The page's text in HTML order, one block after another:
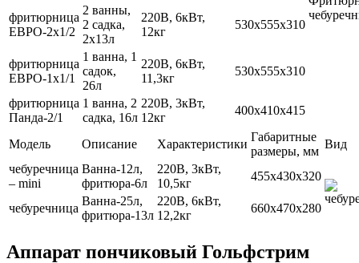
фритюрница
ЕВРО-2х1/2
2 ванны,
2 садка,
2х13л
220В, 6кВт,
12кг
530х555х310
фритюрница
ЕВРО-1х1/1
1 ванна, 1
садок,
26л
220В, 6кВт,
11,3кг
530х555х310
фритюрница
Панда-2/1
1 ванна, 2
садка, 16л
220В, 3кВт,
12кг
400х410х415
Модель Описание Характеристики
Габаритные
размеры, мм
Вид
чебуречница
– mini
Ванна-12л,
фритюра-6л
220В, 3кВт,
10,5кг
455х430х320
чебуречница
Ванна-25л,
фритюра-13л
220В, 6кВт,
12,2кг
660х470х280
Аппарат пончиковый Гольфстрим